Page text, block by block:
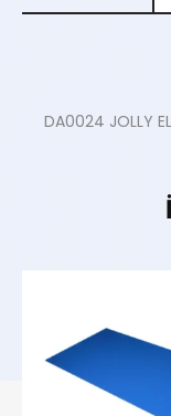
DA0024 JOLLY